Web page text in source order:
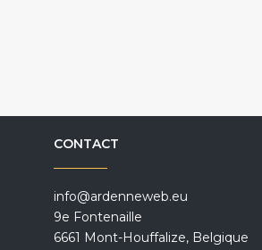
CONTACT
info@ardenneweb.eu
9e Fontenaille
6661 Mont-Houffalize, Belgique